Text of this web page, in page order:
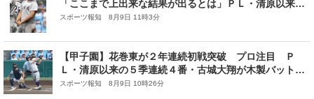
「ここまで上出来な結果が出るとは」ＰＬ・清原以来の
５季連続４番
スポーツ報知 8月9日 11時3分
【甲子園】花巻東が２年連続初戦突破 プロ注目 Ｐ
Ｌ・清原以来の５季連続４番・古城大翔が木製バットで
マルチ安打＆３得点も佐々木洋監督は「最後の最後まで
スポーツ報知 8月9日 10時26分